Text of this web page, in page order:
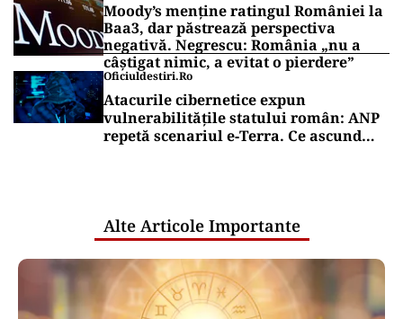
Moody’s menține ratingul României la
Baa3, dar păstrează perspectiva
negativă. Negrescu: România „nu a
câștigat nimic, a evitat o pierdere”
Oficiuldestiri.ro
Atacurile cibernetice expun
vulnerabilitățile statului român: ANP
repetă scenariul e‑Terra. Ce ascund
Alte Articole Importante